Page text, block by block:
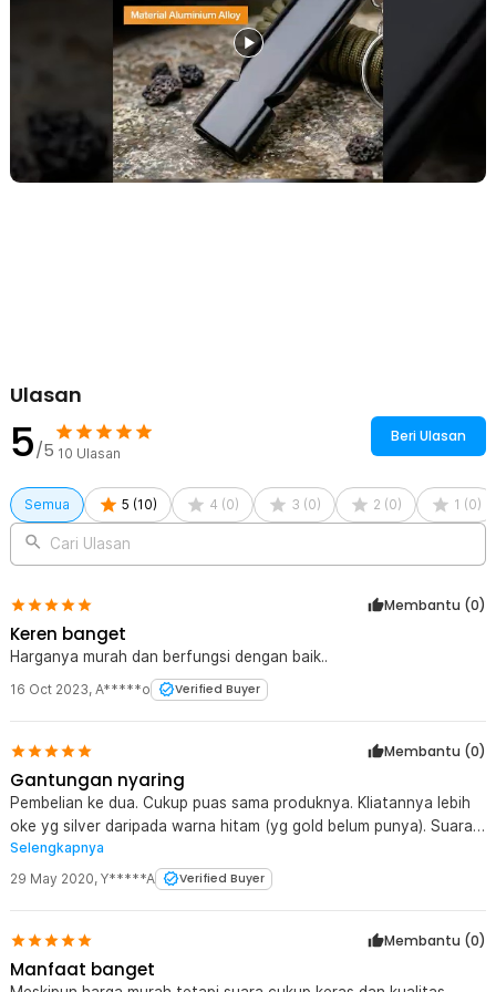
Temani Setiap Petualangan Anda
Dapat digunakan untuk berbagai kegiatan seperti camping, hiking,
trekking, bersepeda, memancing, hingga traveling. Desain
minimalis dan fungsional membuat peluit ini jadi pelengkap
perlengkapan outdoor yang praktis untuk dibawa setiap saat.
Kelengkapan Produk
Rincian yang Anda dapatkan untuk pembelian produk ini:
Ulasan
5/5 10 Ulasan
Beri Ulasan
Semua 5 (10) 4 (0) 3 (0) 2 (0) 1 (0)
Cari Ulasan
Membantu (0)
Keren banget
Harganya murah dan berfungsi dengan baik..
16 Oct 2023, A*****o Verified Buyer
Membantu (0)
Gantungan nyaring
Pembelian ke dua. Cukup puas sama produknya. Kliatannya lebih
oke yg silver daripada warna hitam (yg gold belum punya). Suara
nya cukup nyaring.. Ok lah buat mainan anak plus buat jaga2
Selengkapnya
29 May 2020, Y*****A Verified Buyer
Membantu (0)
Manfaat banget